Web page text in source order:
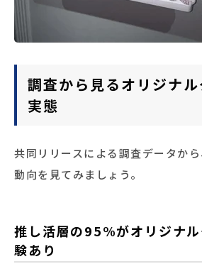
調査から見るオリジナ
実態
共同リリースによる調査データか
動向を見てみましょう。
推し活層の95%がオリジナ
験あり